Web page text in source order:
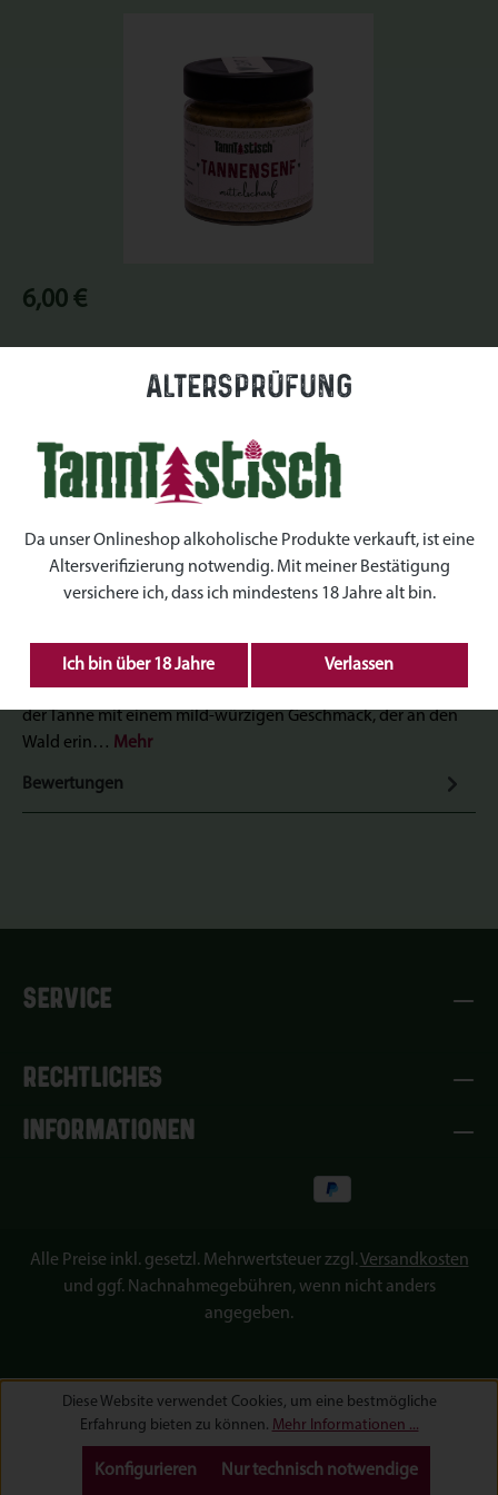
Regulärer Preis:
6,00 €
Preise inkl. MwSt. zzgl. Versandkosten
Zum Merkzettel hinzufügen
Unser veganer, mittelscharfer Tannensenf vereint das Aroma
der Tanne mit einem mild-würzigen Geschmack, der an den
Wald erin… Mehr
Bewertungen
SERVICE
RECHTLICHES
INFORMATIONEN
Alle Preise inkl. gesetzl. Mehrwertsteuer zzgl. Versandkosten
und ggf. Nachnahmegebühren, wenn nicht anders
angegeben.
Diese Website verwendet Cookies, um eine bestmögliche
Erfahrung bieten zu können. Mehr Informationen ...
Nur technisch notwendige
Konfigurieren
Altersprüfung
Da unser Onlineshop alkoholische Produkte verkauft, ist eine
Altersverifizierung notwendig. Mit meiner Bestätigung
versichere ich, dass ich mindestens 18 Jahre alt bin.
Ich bin über 18 Jahre Verlassen